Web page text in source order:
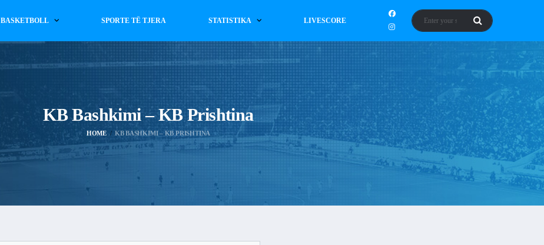
BASKETBOLL SPORTE TË TJERA STATISTIKA LIVESCORE
KB Bashkimi – KB Prishtina
HOME KB BASHKIMI – KB PRISHTINA